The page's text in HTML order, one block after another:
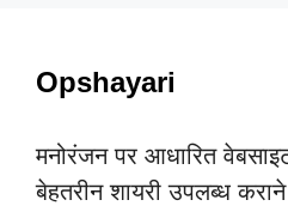
Opshayari
मनोरंजन पर आधारित
बेहतरीन शायरी उपलब्ध